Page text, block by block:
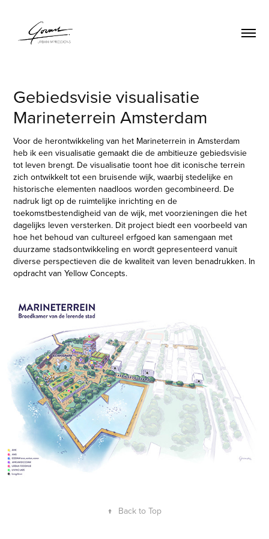
Gebiedsvisie visualisatie
Marineterrein Amsterdam
Voor de herontwikkeling van het Marineterrein in Amsterdam
heb ik een visualisatie gemaakt die de ambitieuze gebiedsvisie
tot leven brengt. De visualisatie toont hoe dit iconische terrein
zich ontwikkelt tot een bruisende wijk, waarbij stedelijke en
historische elementen naadloos worden gecombineerd. De
nadruk ligt op de ruimtelijke inrichting en de
toekomstbestendigheid van de wijk, met voorzieningen die het
dagelijks leven versterken. Dit project biedt een voorbeeld van
hoe het behoud van cultureel erfgoed kan samengaan met
duurzame stadsontwikkeling en wordt gepresenteerd vanuit
diverse perspectieven die de kwaliteit van leven benadrukken. In
opdracht van Yellow Concepts.
↑ Back to Top